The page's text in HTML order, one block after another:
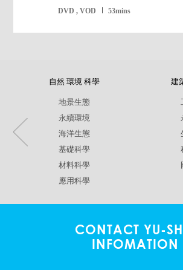
DVD , VOD 53mins
自然 環境 科學
地景生態
永續環境
海洋生態
基礎科學
材料科學
應用科學
建
CONTACT YU-
INFOMATION